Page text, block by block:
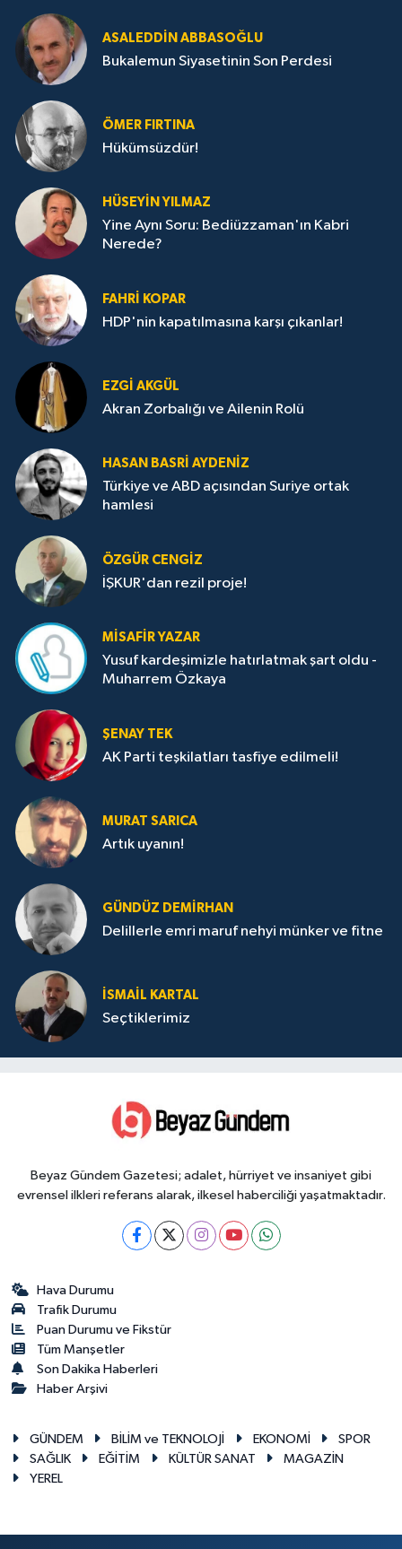
ASALEDDIN ABBASOĞLU
Bukalemun Siyasetinin Son Perdesi
ÖMER FIRTINA
Hükümsüzdür!
HÜSEYIN YILMAZ
Yine Aynı Soru: Bediüzzaman'ın Kabri
Nerede?
FAHRI KOPAR
HDP'nin kapatılmasına karşı çıkanlar!
EZGI AKGÜL
Akran Zorbalığı ve Ailenin Rolü
HASAN BASRI AYDENIZ
Türkiye ve ABD açısından Suriye ortak
hamlesi
ÖZGÜR CENGIZ
İŞKUR'dan rezil proje!
MISAFIR YAZAR
Yusuf kardeşimizle hatırlatmak şart oldu -
Muharrem Özkaya
ŞENAY TEK
AK Parti teşkilatları tasfiye edilmeli!
MURAT SARICA
Artık uyanın!
GÜNDÜZ DEMIRHAN
Delillerle emri maruf nehyi münker ve fitne
İSMAIL KARTAL
Seçtiklerimiz
Beyaz Gündem Gazetesi; adalet, hürriyet ve insaniyet gibi
evrensel ilkleri referans alarak, ilkesel haberciliği yaşatmaktadır.
Hava Durumu
Trafik Durumu
Puan Durumu ve Fikstür
Tüm Manşetler
Son Dakika Haberleri
Haber Arşivi
GÜNDEM BİLİM ve TEKNOLOJİ EKONOMİ
SPOR
SAĞLIK
EĞİTİM KÜLTÜR SANAT
MAGAZİN
YEREL